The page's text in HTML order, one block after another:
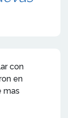
con
en
mas